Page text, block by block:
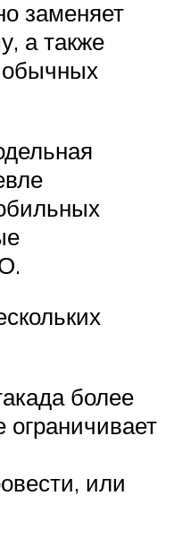
заменяет
а также
обычных
более
ограничивает
или